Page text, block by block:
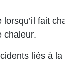
lorsqu’il fait
chaleur.
liés à